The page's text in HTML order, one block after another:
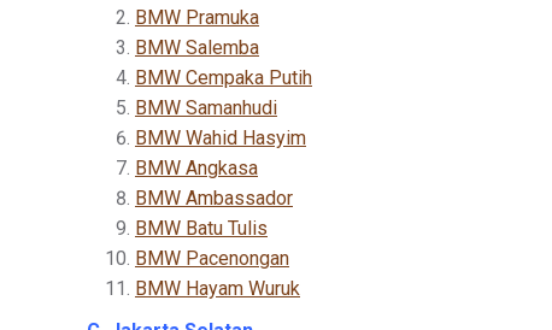
BMW Pramuka
BMW Salemba
BMW Cempaka Putih
BMW Samanhudi
BMW Wahid Hasyim
BMW Angkasa
BMW Ambassador
BMW Batu Tulis
BMW Pacenongan
BMW Hayam Wuruk